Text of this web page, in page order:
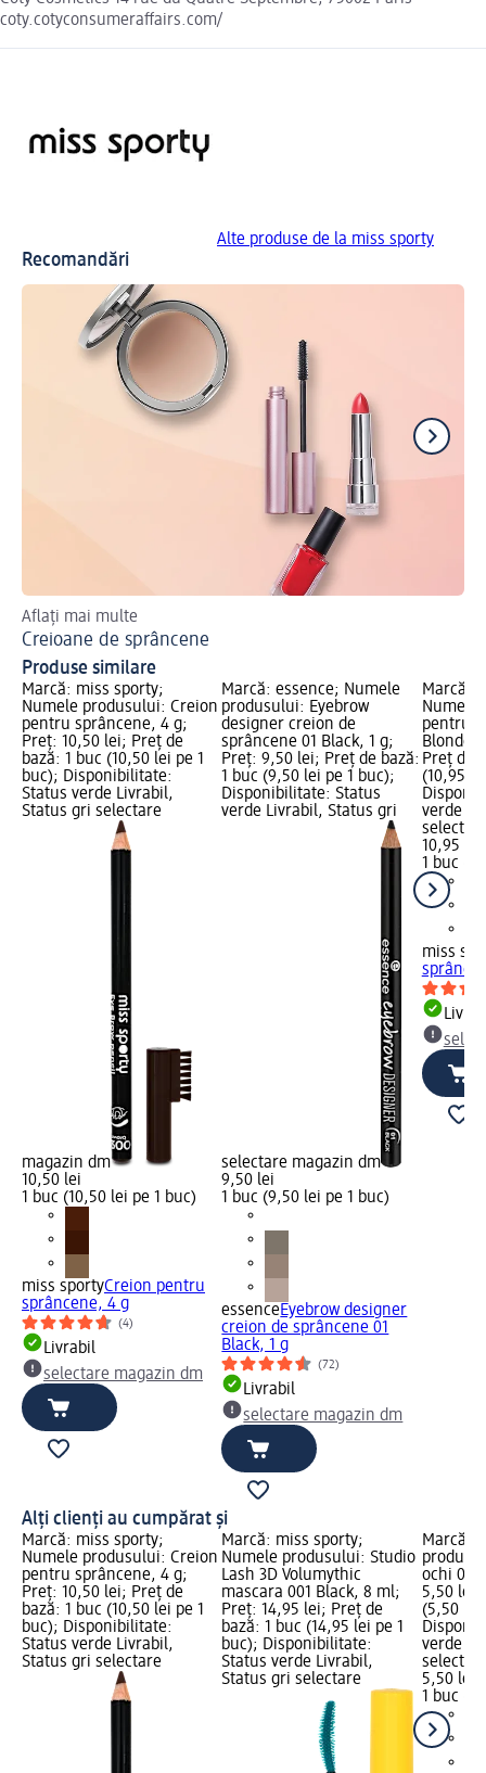
coty.cotyconsumeraffairs.com/
Alte produse de la miss sporty
Recomandări
Aflați mai multe
Creioane de sprâncene
Produse similare
Marcă: miss sporty;
Numele produsului: Creion
pentru sprâncene, 4 g;
Preț: 10,50 lei; Preț de
bază: 1 buc (10,50 lei pe 1
buc); Disponibilitate:
Status verde Livrabil,
Status gri selectare
magazin dm
10,50 lei
1 buc (10,50 lei pe 1 buc)
miss sportyCreion pentru
sprâncene, 4 g
(4)
Livrabil
selectare magazin dm
Marcă: essence; Numele
produsului: Eyebrow
designer creion de
sprâncene 01 Black, 1 g;
Preț: 9,50 lei; Preț de bază:
1 buc (9,50 lei pe 1 buc);
Disponibilitate: Status
verde Livrabil, Status gri
selectare magazin dm
9,50 lei
1 buc (9,50 lei pe 1 buc)
essenceEyebrow designer
creion de sprâncene 01
Black, 1 g
(72)
Livrabil
selectare magazin dm
Marcă:
Numele
pentru
Blonde,
Preț de
(10,95
verde
10,95 lei
1 buc
miss
Alți clienți au cumpărat și
Marcă: miss sporty;
Numele produsului: Creion
pentru sprâncene, 4 g;
Preț: 10,50 lei; Preț de
bază: 1 buc (10,50 lei pe 1
buc); Disponibilitate:
Status verde Livrabil,
Status gri selectare
Marcă: miss sporty;
Numele produsului: Studio
Lash 3D Volumythic
mascara 001 Black, 8 ml;
Preț: 14,95 lei; Preț de
bază: 1 buc (14,95 lei pe 1
buc); Disponibilitate:
Status verde Livrabil,
Status gri selectare
Marcă:
ochi 01
5,50 lei;
(5,50 lei
verde
5,50 lei
1 buc